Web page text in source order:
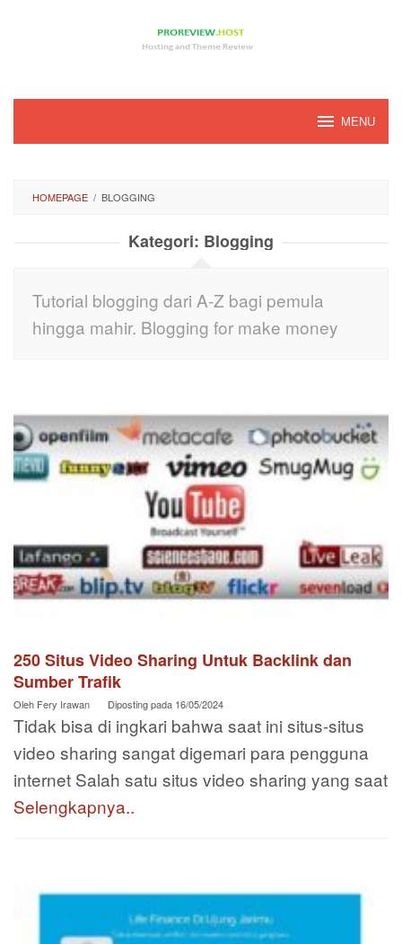
MENU
HOMEPAGE / BLOGGING
Kategori: Blogging
Tutorial blogging dari A-Z bagi pemula
hingga mahir. Blogging for make money
250 Situs Video Sharing Untuk Backlink dan
Sumber Trafik
Oleh Fery Irawan Diposting pada 16/05/2024
Tidak bisa di ingkari bahwa saat ini situs-situs
video sharing sangat digemari para pengguna
internet Salah satu situs video sharing yang saat
Selengkapnya..